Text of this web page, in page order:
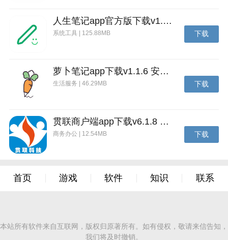
级怪兽，该新单位可继续参与后续碰撞，实现连续进
化。
游戏进程会自动保存，方便随时继续。
3、设有每日签到系统，坚持登录即可领取金币奖励，
为购买道具与背景提供稳定的资源支持。
4、提供多种个性化箱子背景可供购买更换，玩家可根
据喜好装饰游戏场景，保持视觉新鲜感。
游戏功能
具直接合成新怪物，打破僵局。
3、移除所有最小物品道具能一键清空箱中最基础的怪
人生笔记app官方版下载v1.19.4 安卓版
系统工具 | 125.88MB 下载
萝卜笔记app下载v1.1.6 安卓版
生活服务 | 46.29MB 下载
贯联商户端app下载v6.1.8 安卓版
商务办公 | 12.54MB 下载
首页 游戏 软件 知识 联系
本站所有软件来自互联网，版权归原著所有。如有侵权，敬请来信告知，
我们将及时撤销。